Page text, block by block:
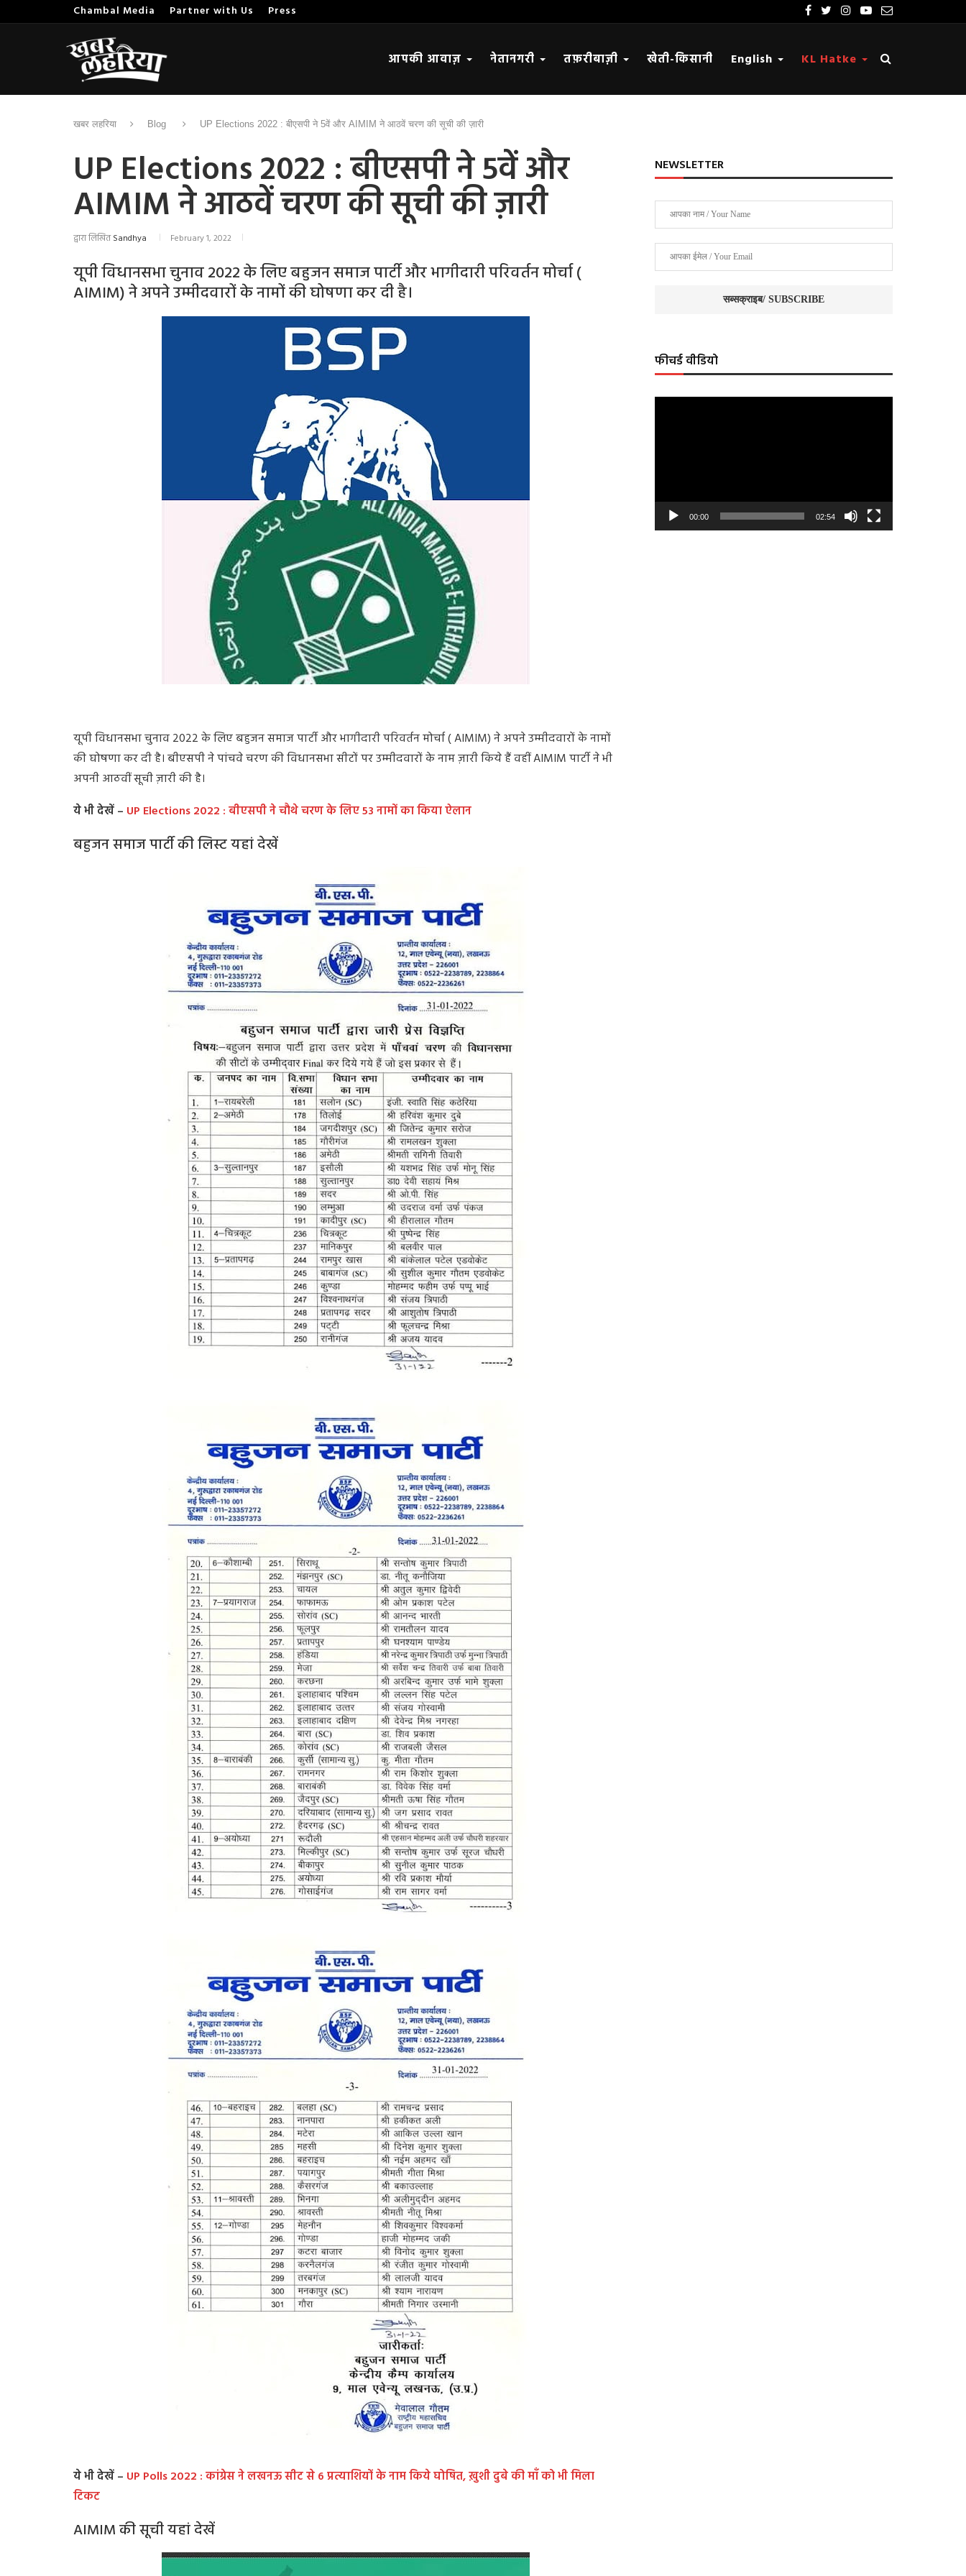
Chambal Media Partner with Us Press
आपकी आवाज़ नेतानगरी तफ़रीबाज़ी खेती-किसानी English KL Hatke
खबर लहरिया Blog UP Elections 2022 : बीएसपी ने 5वें और AIMIM ने आठवें चरण की सूची की ज़ारी
UP Elections 2022 : बीएसपी ने 5वें और
AIMIM ने आठवें चरण की सूची की ज़ारी
द्वारा लिखितSandhya February 1, 2022
यूपी विधानसभा चुनाव 2022 के लिए बहुजन समाज पार्टी और भागीदारी परिवर्तन मोर्चा (
AIMIM) ने अपने उम्मीदवारों के नामों की घोषणा कर दी है।
यूपी विधानसभा चुनाव 2022 के लिए बहुजन समाज पार्टी और भागीदारी परिवर्तन मोर्चा ( AIMIM) ने अपने उम्मीदवारों के नामों
की घोषणा कर दी है। बीएसपी ने पांचवे चरण की विधानसभा सीटों पर उम्मीदवारों के नाम ज़ारी किये हैं वहीं AIMIM पार्टी ने भी
अपनी आठवीं सूची ज़ारी की है।
ये भी देखें – UP Elections 2022 : बीएसपी ने चौथे चरण के लिए 53 नामों का किया ऐलान
बहुजन समाज पार्टी की लिस्ट यहां देखें
ये भी देखें – UP Polls 2022 : कांग्रेस ने लखनऊ सीट से 6 प्रत्याशियों के नाम किये घोषित, ख़ुशी दुबे की माँ को भी मिला
टिकट
AIMIM की सूची यहां देखें
NEWSLETTER
फीचर्ड वीडियो
00:00 02:54